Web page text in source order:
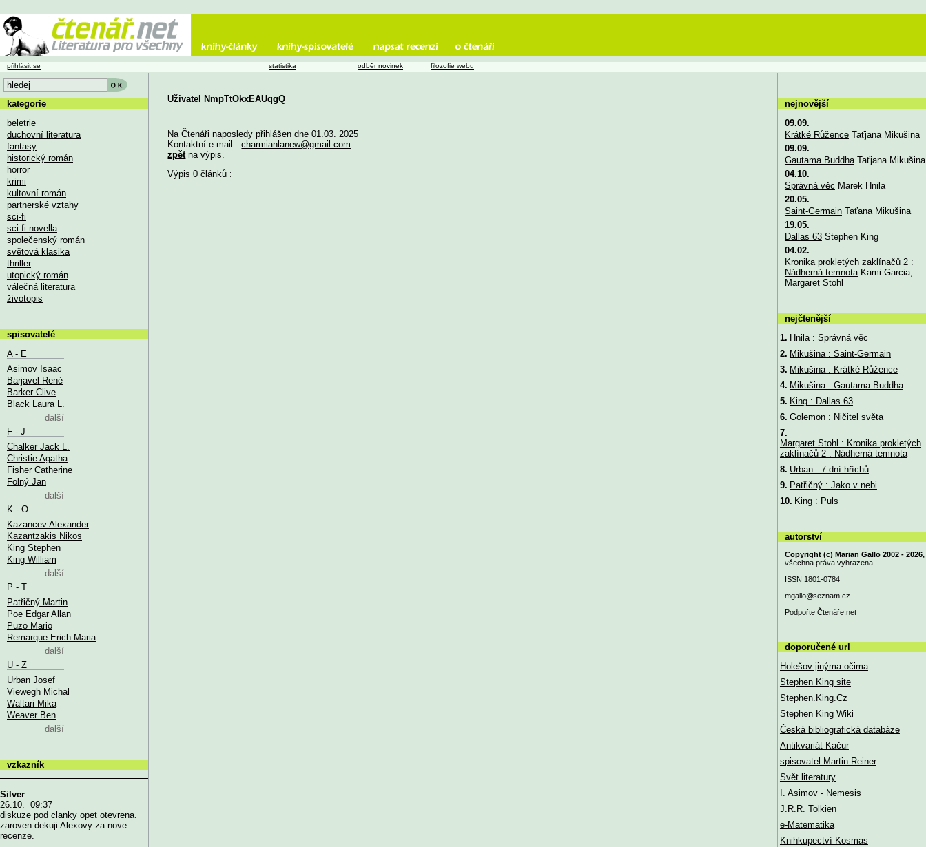
Uživatel NmpTtOkxEAUqgQ
Na Čtenáři naposledy přihlášen dne 01.03. 2025
Kontaktní e-mail :charmianlanew@gmail.com
zpět na výpis.
Výpis 0 článků :
přihlásit se statistika odběr novinek filozofie webu
kategorie
beletrie
duchovní literatura
fantasy
historický román
horror
krimi
kultovní román
partnerské vztahy
sci-fi
sci-fi novella
společenský román
světová klasika
thriller
utopický román
válečná literatura
životopis
spisovatelé
A - E
Asimov Isaac
Barjavel René
Barker Clive
Black Laura L.
další
F - J
Chalker Jack L.
Christie Agatha
Fisher Catherine
Folný Jan
další
K - O
Kazancev Alexander
Kazantzakis Nikos
King Stephen
King William
další
P - T
Patřičný Martin
Poe Edgar Allan
Puzo Mario
Remarque Erich Maria
další
U - Z
Urban Josef
Viewegh Michal
Waltari Mika
Weaver Ben
další
vzkazník
Silver
26.10. 09:37
diskuze pod clanky opet otevrena.
zaroven dekuji Alexovy za nove
recenze.
nejnovější
09.09.
Krátké RůženceTaťjana Mikušina
09.09.
Gautama BuddhaTaťjana Mikušina
04.10.
Správná věc Marek Hnila
20.05.
Saint-GermainTaťana Mikušina
19.05.
Dallas 63Stephen King
04.02.
Kronika prokletých zaklínačů 2 :
Nádherná temnotaKami Garcia,
Margaret Stohl
nejčtenější
1. Hnila : Správná věc
2. Mikušina : Saint-Germain
3. Mikušina : Krátké Růžence
4. Mikušina : Gautama Buddha
5. King : Dallas 63
6. Golemon : Ničitel světa
7.
Margaret Stohl : Kronika prokletých
zaklínačů 2 : Nádherná temnota
8. Urban : 7 dní hříchů
9. Patřičný : Jako v nebi
10. King : Puls
autorství
Copyright (c) Marian Gallo 2002 - 2026,
všechna práva vyhrazena.
ISSN 1801-0784
mgallo@seznam.cz
Podpořte Čtenáře.net
doporučené url
Holešov jinýma očima
Stephen King site
Stephen.King.Cz
Stephen King Wiki
Česká bibliografická databáze
Antikvariát Kačur
spisovatel Martin Reiner
Svět literatury
I. Asimov - Nemesis
J.R.R. Tolkien
e-Matematika
Knihkupectví Kosmas